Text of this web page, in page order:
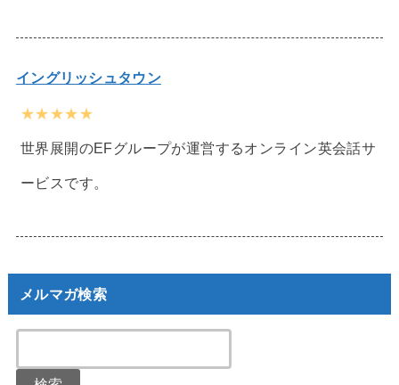
イングリッシュタウン
★★★★★
世界展開のEFグループが運営するオンライン英会話サ
ービスです。
メルマガ検索